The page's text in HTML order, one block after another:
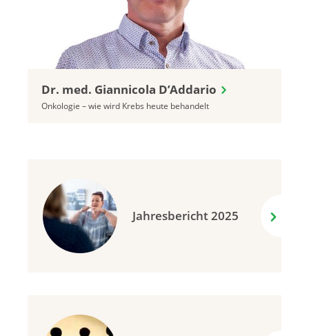
Dr. med. Giannicola D’Addario
Onkologie – wie wird Krebs heute behandelt
Jahresbericht 2025